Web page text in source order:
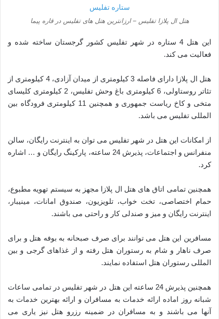
هتل ال پلازا تفلیس – ارزانترین هتل های تفلیس در قاره پیما
این هتل 4 ستاره در شهر تفلیس کشور گرجستان ساخته شده و
فعالیت می کند.
هتل ال پلازا دارای فاصله 3 کیلومتری از میدان آزادی، 4 کیلومتری از
تئاتر روستاولی، 6 کیلومتری باغ وحش تفلیس، 2 کیلومتری کلیسای
متخی و کاخ ریاست جمهوری و همچنین 11 کیلومتری فرودگاه بین
المللی تفلیس می باشد.
از امکانات این هتل در شهر تفلیس می توان به اینترنت رایگان، سالن
منفرانس و اجتماعات، پذیرش 24 ساعته، پارکینگ رایگان و … اشاره
کرد.
همچنین تمامی اتاق های هتل ال پلازا مجهز به سیستم تهویه مطبوع،
حمام اختصاصی، تخت خواب، تلویزیون، صندوق امانات، مینیبار،
اینترنت رایگان و میز و صندلی کار و راحتی می باشند.
مسافرین این هتل می توانند برای صرف صبحانه به بوفه هتل و برای
صرف ناهار و شام به رستوران هتل رفته و از غذاهای گرجی و بین
المللی رستوران هتل استفاده نمایند.
همچنین پذیرش 24 ساعته این هتل در شهر تفلیس در تمامی ساعات
شبانه روز اماده ارائه خدمات به مسافران و ارائه بهترین خدمات به
آنها می باشند و به مسافران در ضمینه رزرو هتل نیز یاری می